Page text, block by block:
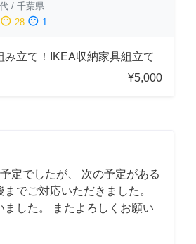
/ 千葉県
sentiment_neutral 28 sentiment_dissatisfied 1
み立て！IKEA収納家具組立て
¥5,000
定でしたが、 次の予定がある
でご対応いただきました。
ました。 またよろしくお願い